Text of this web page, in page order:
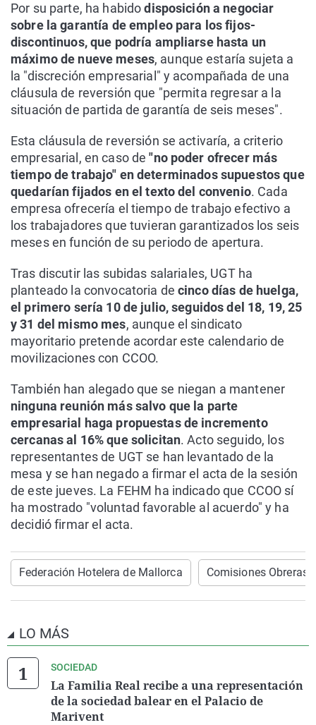
Por su parte, ha habidodisposición a negociar
sobre la garantía de empleo para los fijos-
discontinuos, que podría ampliarse hasta un
máximo de nueve meses, aunque estaría sujeta a
la "discreción empresarial" y acompañada de una
cláusula de reversión que "permita regresar a la
situación de partida de garantía de seis meses".
Esta cláusula de reversión se activaría, a criterio
empresarial, en caso de"no poder ofrecer más
tiempo de trabajo" en determinados supuestos que
quedarían fijados en el texto del convenio. Cada
empresa ofrecería el tiempo de trabajo efectivo a
los trabajadores que tuvieran garantizados los seis
meses en función de su periodo de apertura.
Tras discutir las subidas salariales, UGT ha
planteado la convocatoria decinco días de huelga,
el primero sería 10 de julio, seguidos del 18, 19, 25
y 31 del mismo mes, aunque el sindicato
mayoritario pretende acordar este calendario de
movilizaciones con CCOO.
También han alegado que se niegan a mantener
ninguna reunión más salvo que la parte
empresarial haga propuestas de incremento
cercanas al 16% que solicitan. Acto seguido, los
representantes de UGT se han levantado de la
mesa y se han negado a firmar el acta de la sesión
de este jueves. La FEHM ha indicado que CCOO sí
ha mostrado "voluntad favorable al acuerdo" y ha
decidió firmar el acta.
Federación Hotelera de Mallorca Comisiones Obreras
LO MÁS
SOCIEDAD
La Familia Real recibe a una representación
de la sociedad balear en el Palacio de
Marivent